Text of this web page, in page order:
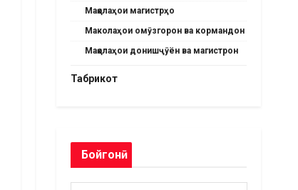
Мақолаҳои магистрҳо
Маколаҳои омӯзгорон ва кормандон
Мақолаҳои донишҷӯён ва магистрон
Табрикот
Бойгонӣ